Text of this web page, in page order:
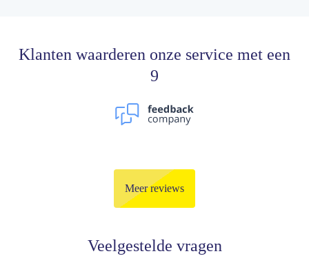
Klanten waarderen onze service met een
9
Meer reviews
Veelgestelde vragen